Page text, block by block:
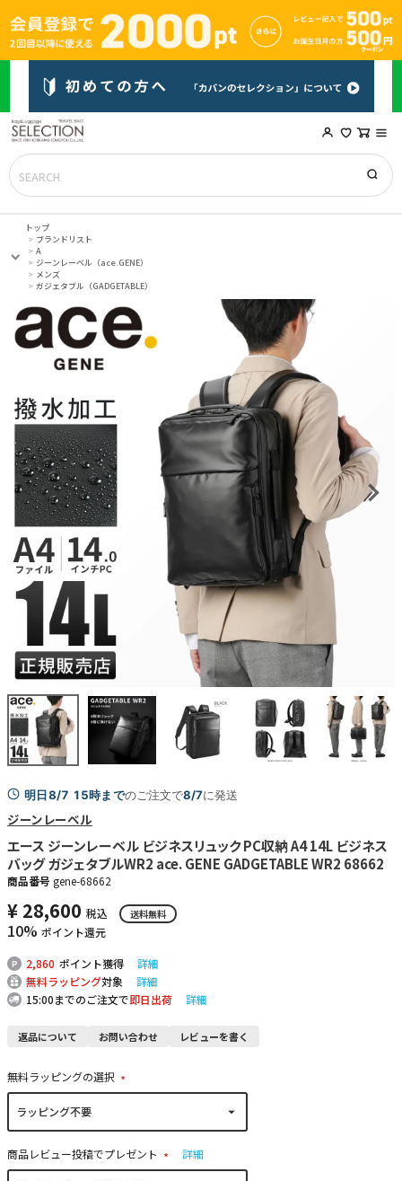
トップ
ブランドリスト
A
ジーンレーベル（ace.GENE）
メンズ
ガジェタブル（GADGETABLE）
明日8/7 15時までのご注文で8/7に発送
ジーンレーベル
エース ジーンレーベル ビジネスリュック PC収納 A4 14L ビジネス
バッグ ガジェタブルWR2 ace. GENE GADGETABLE WR2 68662
商品番号 gene-68662
¥ 28,600 税込 送料無料
10% ポイント還元
2,860 ポイント獲得
詳細
無料ラッピング対象
詳細
15:00までのご注文で即日出荷 詳細
返品について お問い合わせ レビューを書く
無料ラッピングの選択
(
商品レビュー投稿でプレゼント
(
詳細